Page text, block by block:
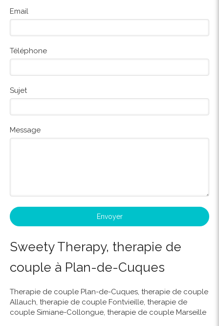
Email
Téléphone
Sujet
Message
Envoyer
Sweety Therapy, therapie de
couple à Plan-de-Cuques
Therapie de couple Plan-de-Cuques, therapie de couple
Allauch, therapie de couple Fontvieille, therapie de
couple Simiane-Collongue, therapie de couple Marseille